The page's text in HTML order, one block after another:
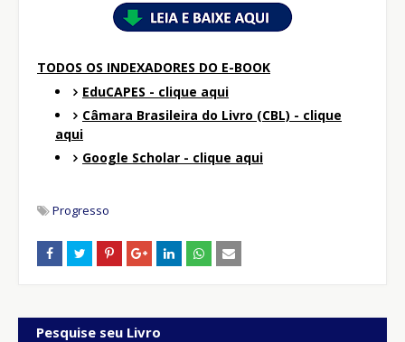
TODOS OS INDEXADORES DO E-BOOK
EduCAPES - clique aqui
Câmara Brasileira do Livro (CBL) - clique
aqui
Google Scholar - clique aqui
Progresso
Pesquise seu Livro